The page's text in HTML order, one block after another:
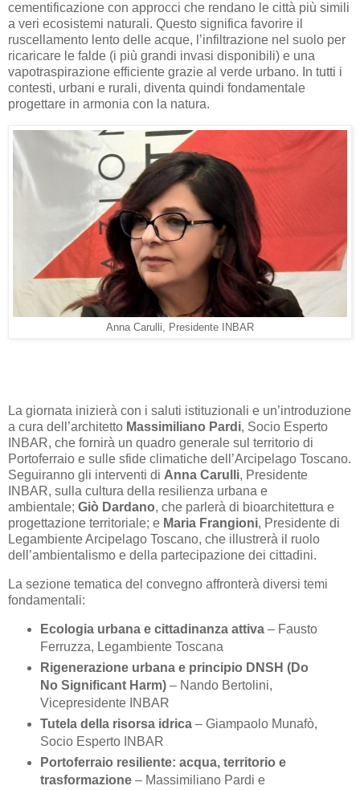
cementificazione con approcci che rendano le città più simili
a veri ecosistemi naturali. Questo significa favorire il
ruscellamento lento delle acque, l’infiltrazione nel suolo per
ricaricare le falde (i più grandi invasi disponibili) e una
vapotraspirazione efficiente grazie al verde urbano. In tutti i
contesti, urbani e rurali, diventa quindi fondamentale
progettare in armonia con la natura.
Anna Carulli, Presidente INBAR
La giornata inizierà con i saluti istituzionali e un’introduzione
a cura dell’architetto Massimiliano Pardi, Socio Esperto
INBAR, che fornirà un quadro generale sul territorio di
Portoferraio e sulle sfide climatiche dell’Arcipelago Toscano.
Seguiranno gli interventi di Anna Carulli, Presidente
INBAR, sulla cultura della resilienza urbana e
ambientale; Giò Dardano, che parlerà di bioarchitettura e
progettazione territoriale; e Maria Frangioni, Presidente di
Legambiente Arcipelago Toscano, che illustrerà il ruolo
dell’ambientalismo e della partecipazione dei cittadini.
La sezione tematica del convegno affronterà diversi temi
fondamentali:
Ecologia urbana e cittadinanza attiva– Fausto
Ferruzza, Legambiente Toscana
Rigenerazione urbana e principio DNSH (Do
No Significant Harm)– Nando Bertolini,
Vicepresidente INBAR
Tutela della risorsa idrica– Giampaolo Munafò,
Socio Esperto INBAR
Portoferraio resiliente: acqua, territorio e
trasformazione– Massimiliano Pardi e